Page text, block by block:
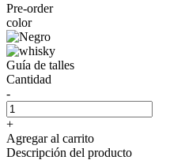
Pre-order
color
Guía de talles
Cantidad
-
+
Agregar al carrito
Descripción del producto